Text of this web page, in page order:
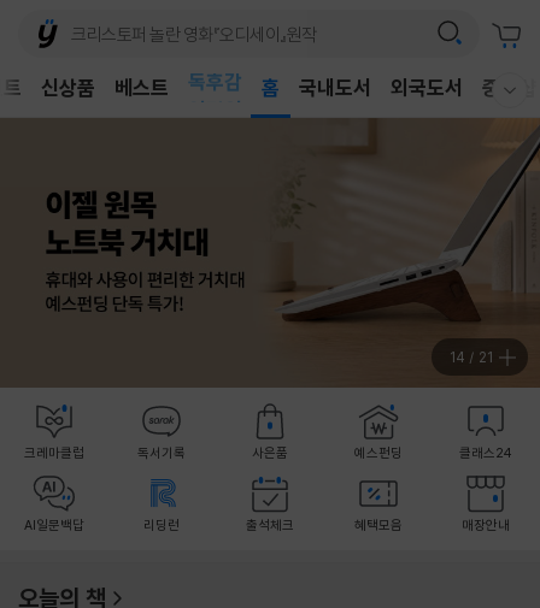
신상품 베스트
어린이
독후감
홈 국내도서 외국도서 중고샵
14 / 21
크레마클럽 독서기록 사은품 예스펀딩 클래스24
AI일문백답 리딩런 출석체크 혜택모음 매장안내
오늘의 책